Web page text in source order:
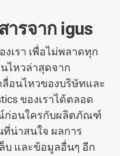
รจาก igus
เรา เพื่อไม่พลาดทุก
ไหวล่าสุดจาก
ลื่อนไหวของบริษัทและ
ของเราได้ตลอด
ก่อนใครกับผลิตภัณฑ์
น่าสนใจ ผลการ
บ และข้อมูลอื่นๆ อีก